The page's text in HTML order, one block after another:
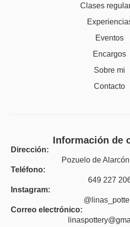
Clases
Eventos
Encargos
Sobre mi
Contacto
Información de
Dirección:
Pozuelo de
Teléfono:
649 227
Instagram:
Correo electrónico: